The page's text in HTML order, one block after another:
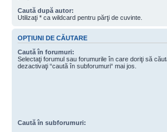
Caută după autor:
Utilizaţi * ca wildcard pentru părţi de cuvinte.
OPŢIUNI DE CĂUTARE
Caută în forumuri:
Selectaţi forumul sau forumurile în care doriţi să
dezactivaţi “caută în subforumuri“ mai jos.
Caută în subforumuri: